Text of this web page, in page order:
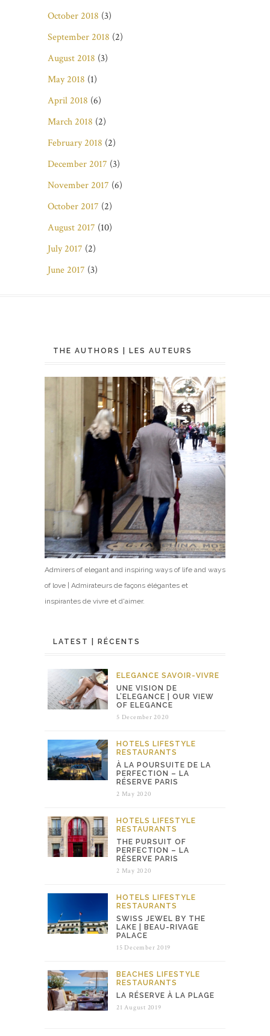
October 2018 (3)
September 2018 (2)
August 2018 (3)
May 2018 (1)
April 2018 (6)
March 2018 (2)
February 2018 (2)
December 2017 (3)
November 2017 (6)
October 2017 (2)
August 2017 (10)
July 2017 (2)
June 2017 (3)
THE AUTHORS | LES AUTEURS
Admirers of elegant and inspiring ways of life and ways
of love | Admirateurs de façons élégantes et
inspirantes de vivre et d'aimer.
LATEST | RÉCENTS
ELEGANCE SAVOIR-VIVRE
UNE VISION DE
L’ELEGANCE | OUR VIEW
OF ELEGANCE
5 December 2020
HOTELS LIFESTYLE
RESTAURANTS
À LA POURSUITE DE LA
PERFECTION – LA
RÉSERVE PARIS
2 May 2020
HOTELS LIFESTYLE
RESTAURANTS
THE PURSUIT OF
PERFECTION – LA
RÉSERVE PARIS
2 May 2020
HOTELS LIFESTYLE
RESTAURANTS
SWISS JEWEL BY THE
LAKE | BEAU-RIVAGE
PALACE
15 December 2019
BEACHES LIFESTYLE
RESTAURANTS
LA RÉSERVE À LA PLAGE
21 August 2019